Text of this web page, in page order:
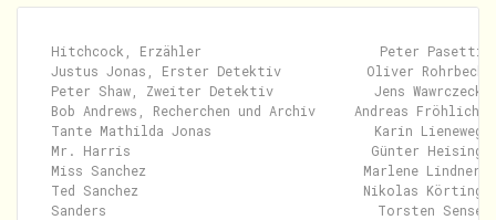
Hitchcock, Erzähler                       Peter Pasetti
Justus Jonas, Erster Detektiv           Oliver Rohrbeck
Peter Shaw, Zweiter Detektiv             Jens Wawrczeck
Bob Andrews, Recherchen und Archiv     Andreas Fröhlich
Tante Mathilda Jonas                     Karin Lieneweg
Mr. Harris                               Günter Heising
Miss Sanchez                            Marlene Lindner
Ted Sanchez                             Nikolas Körting
Sanders                                   Torsten Sense